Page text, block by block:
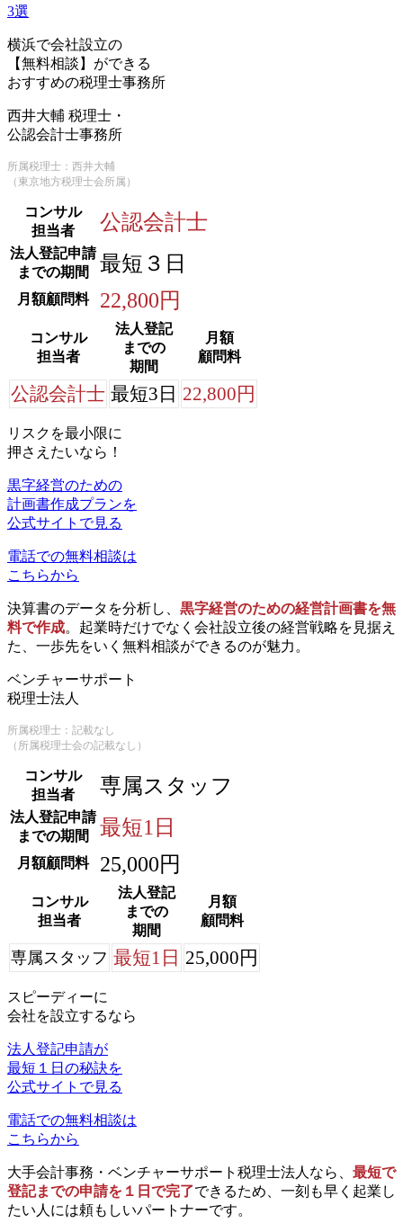
横浜で会社設立の
【無料相談】ができる
おすすめの税理士事務所
西井大輔 税理士・
公認会計士事務所
所属税理士：西井大輔
（東京地方税理士会所属）
コンサル
担当者
公認会計士
法人登記申請
までの期間
最短３日
月額顧問料 22,800円
コンサル
担当者
法人登記
までの
期間
月額
顧問料
公認会計士 最短3日 22,800円
リスクを最小限に
押さえたいなら！
黒字経営のための
計画書作成プランを
公式サイトで見る
電話での無料相談は
こちらから
決算書のデータを分析し、 黒字経営のための経営計画書を無
料で作成。起業時だけでなく会社設立後の経営戦略を見据え
た、一歩先をいく無料相談ができるのが魅力。
ベンチャーサポート
税理士法人
所属税理士：記載なし
（所属税理士会の記載なし）
コンサル
担当者
専属スタッフ
法人登記申請
までの期間
最短1日
月額顧問料 25,000円
コンサル
担当者
法人登記
までの
期間
月額
顧問料
専属スタッフ 最短1日 25,000円
スピーディーに
会社を設立するなら
法人登記申請が
最短１日の秘訣を
公式サイトで見る
電話での無料相談は
こちらから
大手会計事務・ベンチャーサポート税理士法人なら、 最短で
登記までの申請を１日で完了できるため、一刻も早く起業し
たい人には頼もしいパートナーです。